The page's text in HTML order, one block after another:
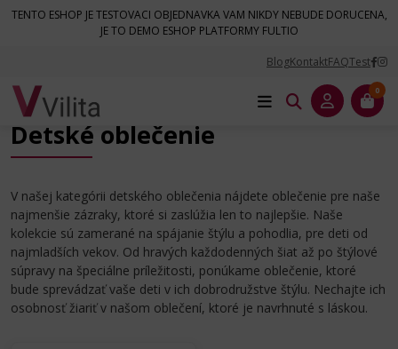
TENTO ESHOP JE TESTOVACI OBJEDNAVKA VAM NIKDY NEBUDE DORUCENA,
JE TO DEMO ESHOP PLATFORMY FULTIO
BlogKontaktFAQTest
0
Detské oblečenie
V našej kategórii detského oblečenia nájdete oblečenie pre naše
najmenšie zázraky, ktoré si zaslúžia len to najlepšie. Naše
kolekcie sú zamerané na spájanie štýlu a pohodlia, pre deti od
najmladších vekov. Od hravých každodenných šiat až po štýlové
súpravy na špeciálne príležitosti, ponúkame oblečenie, ktoré
bude sprevádzať vaše deti v ich dobrodružstve štýlu. Nechajte ich
osobnosť žiariť v našom oblečení, ktoré je navrhnuté s láskou.